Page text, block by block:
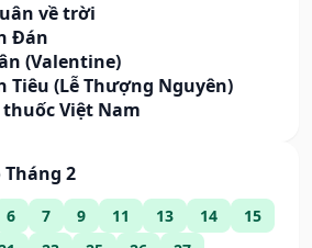
về trời
Đán
(Valentine)
Tiêu (Lễ Thượng Nguyên)
Việt Nam
2
6 7 9 11 13 14
15